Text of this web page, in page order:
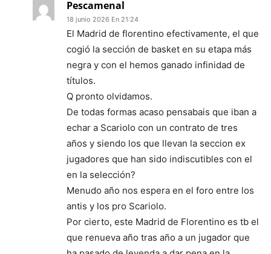
Pescamenal
18 junio 2026 En 21:24
El Madrid de florentino efectivamente, el que
cogió la sección de basket en su etapa más
negra y con el hemos ganado infinidad de
títulos.
Q pronto olvidamos.
De todas formas acaso pensabais que iban a
echar a Scariolo con un contrato de tres
años y siendo los que llevan la seccion ex
jugadores que han sido indiscutibles con el
en la selección?
Menudo año nos espera en el foro entre los
antis y los pro Scariolo.
Por cierto, este Madrid de Florentino es tb el
que renueva año tras año a un jugador que